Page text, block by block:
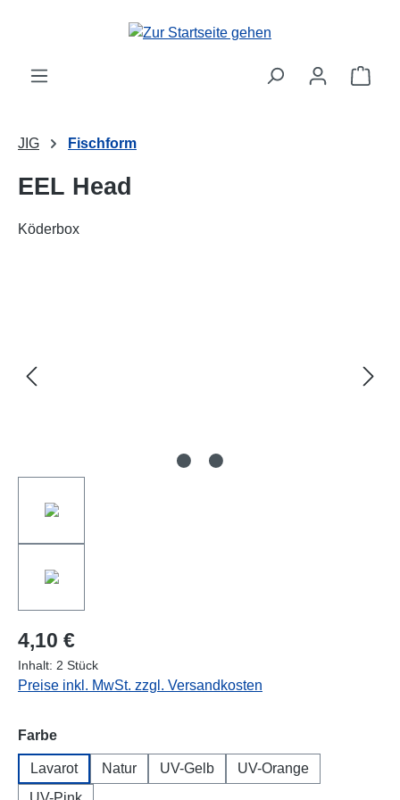
JIG Fischform
EEL Head
Köderbox
4,10 €
Inhalt: 2 Stück
Preise inkl. MwSt. zzgl. Versandkosten
Farbeauswählen
Lavarot Natur UV-Gelb
UV-Orange